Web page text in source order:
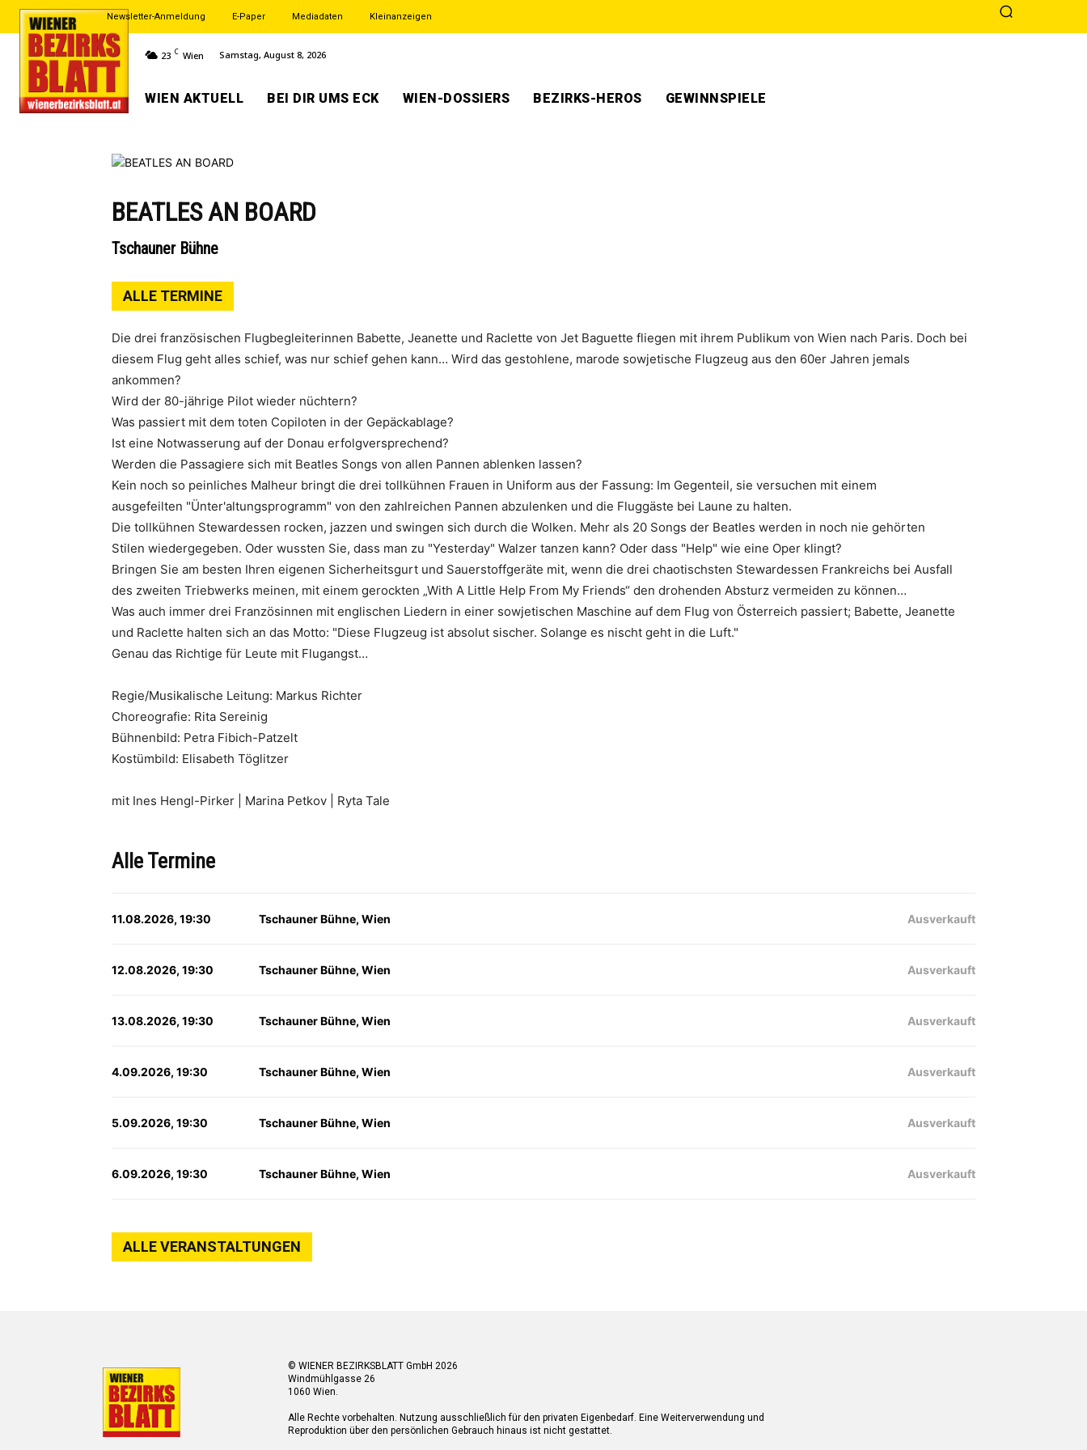
Newsletter-Anmeldung E-Paper Mediadaten Kleinanzeigen
23 C Wien Samstag, August 8, 2026
WIEN AKTUELL BEI DIR UMS ECK WIEN-DOSSIERS BEZIRKS-HEROS GEWINNSPIELE
BEATLES AN BOARD
Tschauner Bühne
ALLE TERMINE
Die drei französischen Flugbegleiterinnen Babette, Jeanette und Raclette von Jet Baguette fliegen mit ihrem Publikum von Wien nach Paris. Doch bei
diesem Flug geht alles schief, was nur schief gehen kann… Wird das gestohlene, marode sowjetische Flugzeug aus den 60er Jahren jemals
ankommen?
Wird der 80-jährige Pilot wieder nüchtern?
Was passiert mit dem toten Copiloten in der Gepäckablage?
Ist eine Notwasserung auf der Donau erfolgversprechend?
Werden die Passagiere sich mit Beatles Songs von allen Pannen ablenken lassen?
Kein noch so peinliches Malheur bringt die drei tollkühnen Frauen in Uniform aus der Fassung: Im Gegenteil, sie versuchen mit einem
ausgefeilten "Ünter'altungsprogramm" von den zahlreichen Pannen abzulenken und die Fluggäste bei Laune zu halten.
Die tollkühnen Stewardessen rocken, jazzen und swingen sich durch die Wolken. Mehr als 20 Songs der Beatles werden in noch nie gehörten
Stilen wiedergegeben. Oder wussten Sie, dass man zu "Yesterday" Walzer tanzen kann? Oder dass "Help" wie eine Oper klingt?
Bringen Sie am besten Ihren eigenen Sicherheitsgurt und Sauerstoffgeräte mit, wenn die drei chaotischsten Stewardessen Frankreichs bei Ausfall
des zweiten Triebwerks meinen, mit einem gerockten „With A Little Help From My Friends“ den drohenden Absturz vermeiden zu können…
Was auch immer drei Französinnen mit englischen Liedern in einer sowjetischen Maschine auf dem Flug von Österreich passiert; Babette, Jeanette
und Raclette halten sich an das Motto: "Diese Flugzeug ist absolut sischer. Solange es nischt geht in die Luft."
Genau das Richtige für Leute mit Flugangst…
Regie/Musikalische Leitung: Markus Richter
Choreografie: Rita Sereinig
Bühnenbild: Petra Fibich-Patzelt
Kostümbild: Elisabeth Töglitzer
mit Ines Hengl-Pirker | Marina Petkov | Ryta Tale
Alle Termine
11.08.2026, 19:30 Tschauner Bühne, Wien Ausverkauft
12.08.2026, 19:30 Tschauner Bühne, Wien Ausverkauft
13.08.2026, 19:30 Tschauner Bühne, Wien Ausverkauft
4.09.2026, 19:30 Tschauner Bühne, Wien Ausverkauft
5.09.2026, 19:30 Tschauner Bühne, Wien Ausverkauft
6.09.2026, 19:30 Tschauner Bühne, Wien Ausverkauft
ALLE VERANSTALTUNGEN
© WIENER BEZIRKSBLATT GmbH 2026
Windmühlgasse 26
1060 Wien.
Alle Rechte vorbehalten. Nutzung ausschließlich für den privaten Eigenbedarf. Eine Weiterverwendung und
Reproduktion über den persönlichen Gebrauch hinaus ist nicht gestattet.